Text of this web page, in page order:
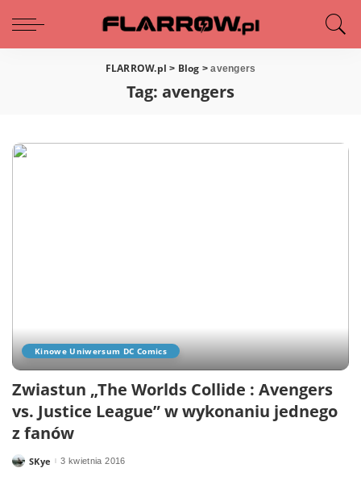
FLARROW.pl > Blog >avengers
Tag: avengers
Kinowe Uniwersum DC Comics
Zwiastun „The Worlds Collide : Avengers
vs. Justice League” w wykonaniu jednego
z fanów
Posted
SKye 3 kwietnia 2016